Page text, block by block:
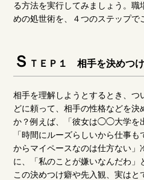
る方法を実行してみましょう。職
めの処世術を、４つのステップで
Ｓ ＴＥＰ１ 相手を決めつけ
相手を理解しようとするとき、つ
どに頼って、相手の性格などを決
か？例えば、「彼女は◯◯大学を
「時間にルーズらしいから仕事
からマイペースなのは仕方ない」
に、「私のことが嫌いなんだわ」
この決めつけ癖や先入観、実は